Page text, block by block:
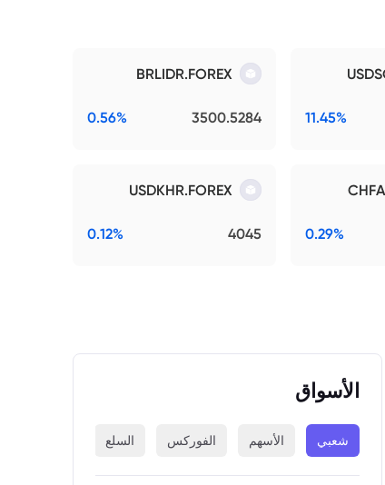
11.45%
BRLIDR.FOREX
3500.5284
0.56%
0.29%
USDKHR.FOREX
4045
0.12%
الأسواق
شعبي الأسهم الفوركس السلع